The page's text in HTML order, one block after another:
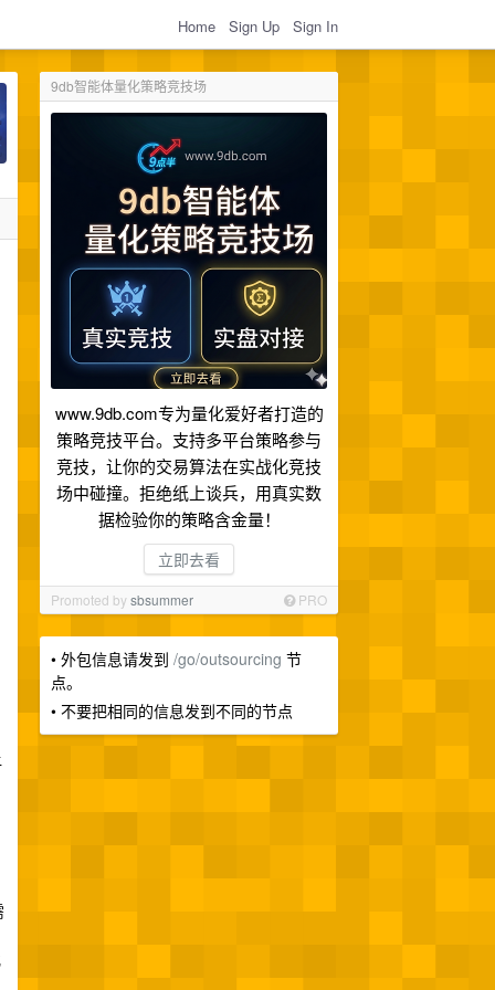
Home Sign Up Sign In
9db智能体量化策略竞技场
www.9db.com专为量化爱好者打造的
策略竞技平台。支持多平台策略参与
竞技，让你的交易算法在实战化竞技
场中碰撞。拒绝纸上谈兵，用真实数
据检验你的策略含金量！
立即去看
Promoted bysbsummer PRO
• 外包信息请发到 /go/outsourcing 节
点。
• 不要把相同的信息发到不同的节点